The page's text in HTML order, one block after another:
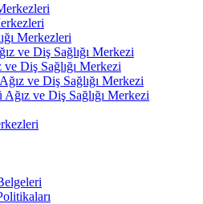
Merkezleri
ve Diş Sağlığı Merkezi
ve Diş Sağlığı Merkezi
ve Diş Sağlığı Merkezi
ve Diş Sağlığı Merkezi